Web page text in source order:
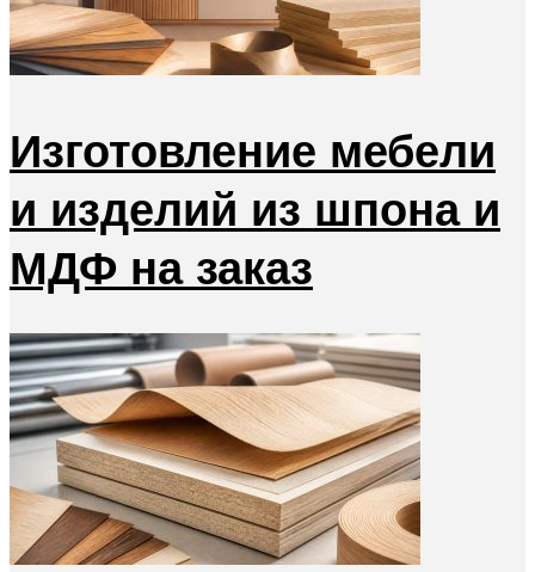
Изготовление мебели
и изделий из шпона и
МДФ на заказ